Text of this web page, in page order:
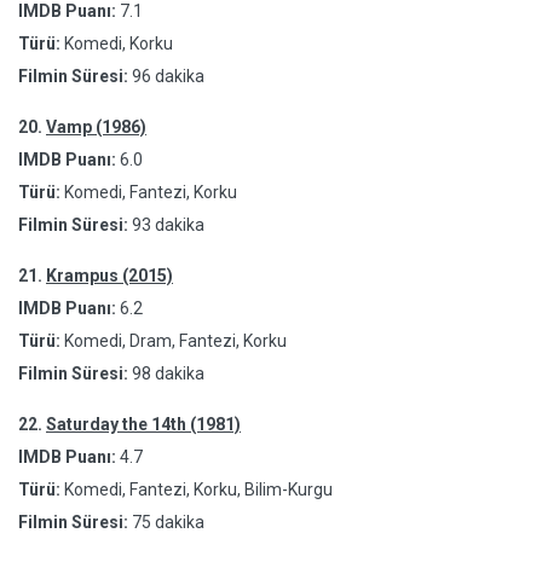
IMDB Puanı: 7.1
Türü: Komedi, Korku
Filmin Süresi: 96 dakika
20. Vamp (1986)
IMDB Puanı: 6.0
Türü: Komedi, Fantezi, Korku
Filmin Süresi: 93 dakika
21. Krampus (2015)
IMDB Puanı: 6.2
Türü: Komedi, Dram, Fantezi, Korku
Filmin Süresi: 98 dakika
22. Saturday the 14th (1981)
IMDB Puanı: 4.7
Türü: Komedi, Fantezi, Korku, Bilim-Kurgu
Filmin Süresi: 75 dakika